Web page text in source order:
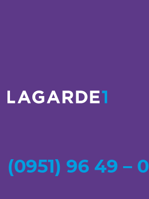
(0951) 96 49 – 0